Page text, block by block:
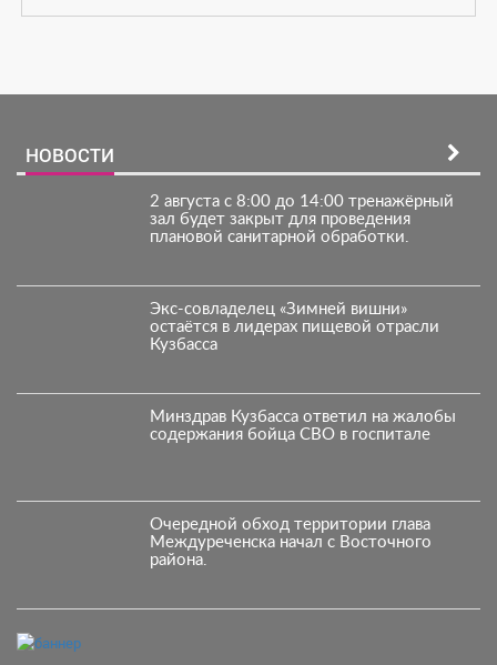
НОВОСТИ
2 августа с 8:00 до 14:00 тренажёрный
зал будет закрыт для проведения
плановой санитарной обработки.
Экс-совладелец «Зимней вишни»
остаётся в лидерах пищевой отрасли
Кузбасса
Минздрав Кузбасса ответил на жалобы
содержания бойца СВО в госпитале
Очередной обход территории глава
Междуреченска начал с Восточного
района.